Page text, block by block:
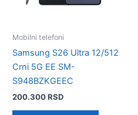
Mobilni telefoni
Samsung S26 Ultra 12/512
Crni 5G EE SM-
S948BZKGEEC
200.300RSD